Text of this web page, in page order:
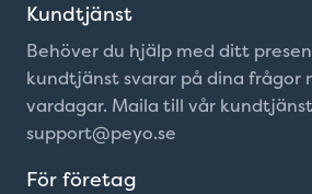
Kundtjänst
Behöver du hjälp med ditt
kundtjänst svarar på dina frågor
vardagar. Maila till vår
support@peyo.se
För företag